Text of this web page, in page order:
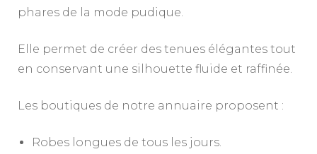
phares de la mode pudique.
Elle permet de créer des tenues élégantes tout
en conservant une silhouette fluide et raffinée.
Les boutiques de notre annuaire proposent :
Robes longues de tous les jours.